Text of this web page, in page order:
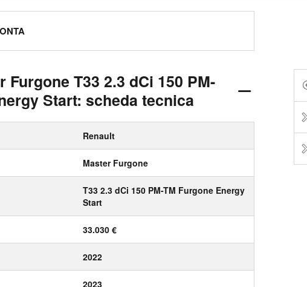
Furgone T33 2.3 dCi 150 PM-
Start: scheda tecnica
Renault
Master Furgone
T33 2.3 dCi 150 PM-TM Furgone Energy
Start
33.030 €
2022
2023